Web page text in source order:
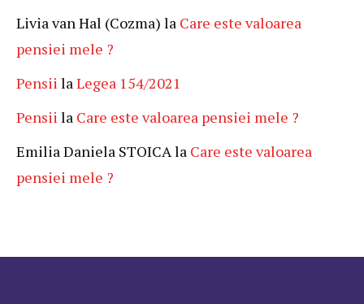
Livia van Hal (Cozma) la Care este valoarea
pensiei mele ?
Pensii la Legea 154/2021
Pensii la Care este valoarea pensiei mele ?
Emilia Daniela STOICA la Care este valoarea
pensiei mele ?